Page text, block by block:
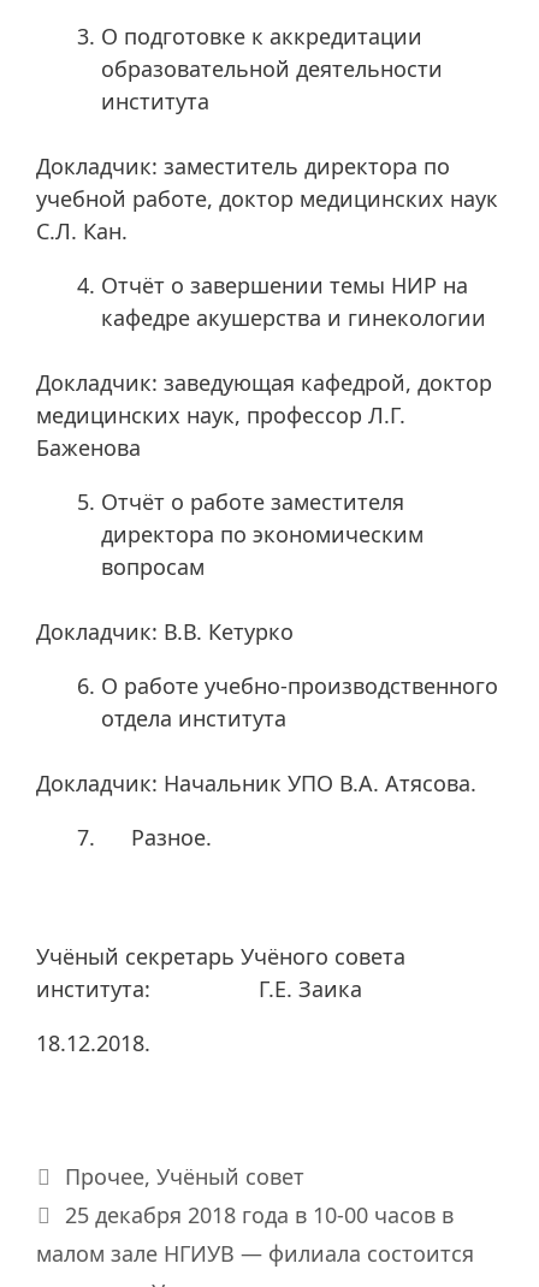
О подготовке к аккредитации
образовательной деятельности
института
Докладчик: заместитель директора по
учебной работе, доктор медицинских наук
С.Л. Кан.
Отчёт о завершении темы НИР на
кафедре акушерства и гинекологии
Докладчик: заведующая кафедрой, доктор
медицинских наук, профессор Л.Г.
Баженова
Отчёт о работе заместителя
директора по экономическим
вопросам
Докладчик: В.В. Кетурко
О работе учебно-производственного
отдела института
Докладчик: Начальник УПО В.А. Атясова.
Разное.
Учёный секретарь Учёного совета
института: Г.Е. Заика
18.12.2018.
Рубрики
Прочее, Учёный совет
25 декабря 2018 года в 10-00 часов в
малом зале НГИУВ — филиала состоится